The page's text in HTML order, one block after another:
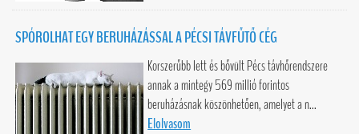
SPÓROLHAT EGY BERUHÁZÁSSAL A PÉCSI TÁVFŰTŐ CÉG
Korszerűbb lett és bővült Pécs távhőrendszere
annak a mintegy 569 millió forintos
beruházásnak köszönhetően, amelyet a n...
Elolvasom